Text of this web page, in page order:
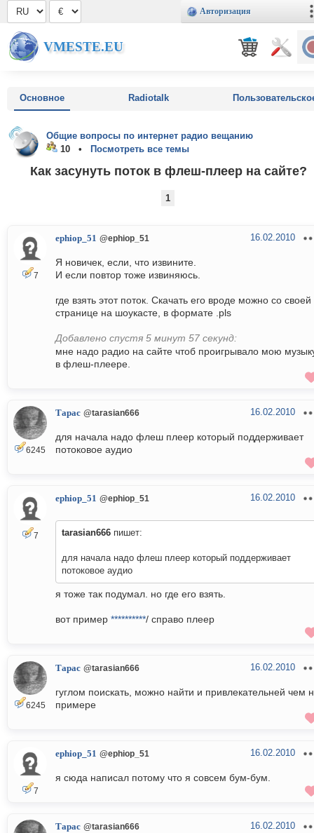
Авторизация
VMESTE.EU
Основное Radiotalk
Общие вопросы по интернет радио вещанию
10 •
Посмотреть все темы
Как засунуть поток в флеш-плеер на сайте?
1
7
ephiop_51 @ephiop_51 16.02.2010
Я новичек, если, что извините.
И если повтор тоже извиняюсь.
где взять этот поток. Скачать его вроде можно со своей
странице на шоукасте, в формате .pls
Добавлено спустя 5 минут 57 секунд:
мне надо радио на сайте чтоб проигрывало мою
в флеш-плеере.
6245
Тарас @tarasian666 16.02.2010
для начала надо флеш плеер который поддерживает
потоковое аудио
7
ephiop_51 @ephiop_51 16.02.2010
tarasian666 пишет:
для начала надо флеш плеер который поддерживает
потоковое аудио
я тоже так подумал. но где его взять.
вот пример **********/ справо плеер
6245
Тарас @tarasian666 16.02.2010
гуглом поискать, можно найти и привлекательней чем
примере
7
ephiop_51 @ephiop_51 16.02.2010
я сюда написал потому что я совсем бум-бум.
Тарас @tarasian666 16.02.2010